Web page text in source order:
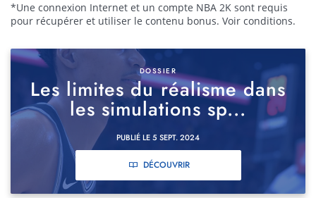
*Une connexion Internet et un compte NBA 2K sont requis
pour récupérer et utiliser le contenu bonus. Voir conditions.
DOSSIER
Les limites du réalisme dans
les simulations sp...
PUBLIÉ LE 5 SEPT. 2024
DÉCOUVRIR